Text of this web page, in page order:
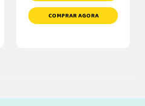
COMPRAR AGORA